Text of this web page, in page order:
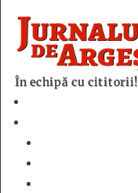
În echipă cu cititorii!